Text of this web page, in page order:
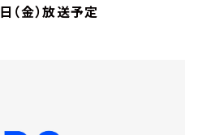
（金）放送予定